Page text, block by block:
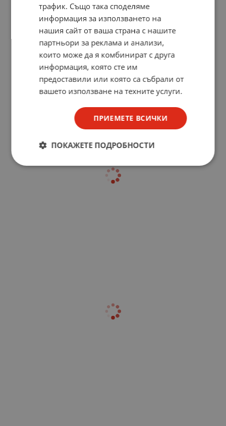
трафик. Също така споделяме
информация за използването на
нашия сайт от ваша страна с нашите
партньори за реклама и анализи,
които може да я комбинират с друга
информация, която сте им
предоставили или която са събрали от
вашето използване на техните услуги.
ПРИЕМЕТЕ ВСИЧКИ
ПОКАЖЕТЕ ПОДРОБНОСТИ